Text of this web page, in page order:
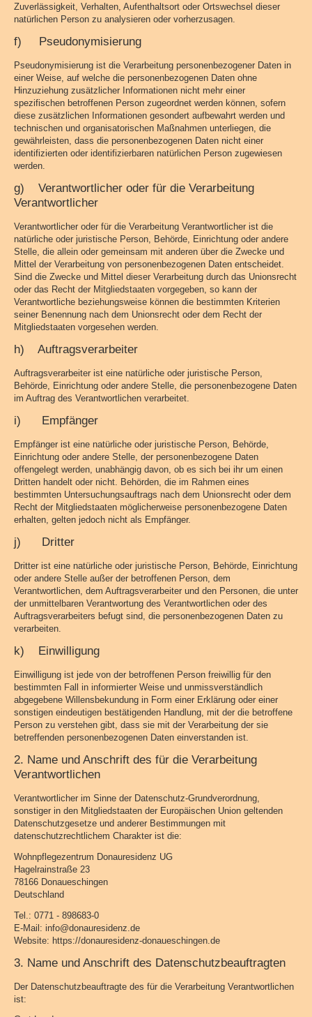
Zuverlässigkeit, Verhalten, Aufenthaltsort oder Ortswechsel dieser
natürlichen Person zu analysieren oder vorherzusagen.
f) Pseudonymisierung
Pseudonymisierung ist die Verarbeitung personenbezogener Daten in
einer Weise, auf welche die personenbezogenen Daten ohne
Hinzuziehung zusätzlicher Informationen nicht mehr einer
spezifischen betroffenen Person zugeordnet werden können, sofern
diese zusätzlichen Informationen gesondert aufbewahrt werden und
technischen und organisatorischen Maßnahmen unterliegen, die
gewährleisten, dass die personenbezogenen Daten nicht einer
identifizierten oder identifizierbaren natürlichen Person zugewiesen
werden.
g) Verantwortlicher oder für die Verarbeitung
Verantwortlicher
Verantwortlicher oder für die Verarbeitung Verantwortlicher ist die
natürliche oder juristische Person, Behörde, Einrichtung oder andere
Stelle, die allein oder gemeinsam mit anderen über die Zwecke und
Mittel der Verarbeitung von personenbezogenen Daten entscheidet.
Sind die Zwecke und Mittel dieser Verarbeitung durch das Unionsrecht
oder das Recht der Mitgliedstaaten vorgegeben, so kann der
Verantwortliche beziehungsweise können die bestimmten Kriterien
seiner Benennung nach dem Unionsrecht oder dem Recht der
Mitgliedstaaten vorgesehen werden.
h) Auftragsverarbeiter
Auftragsverarbeiter ist eine natürliche oder juristische Person,
Behörde, Einrichtung oder andere Stelle, die personenbezogene Daten
im Auftrag des Verantwortlichen verarbeitet.
i) Empfänger
Empfänger ist eine natürliche oder juristische Person, Behörde,
Einrichtung oder andere Stelle, der personenbezogene Daten
offengelegt werden, unabhängig davon, ob es sich bei ihr um einen
Dritten handelt oder nicht. Behörden, die im Rahmen eines
bestimmten Untersuchungsauftrags nach dem Unionsrecht oder dem
Recht der Mitgliedstaaten möglicherweise personenbezogene Daten
erhalten, gelten jedoch nicht als Empfänger.
j) Dritter
Dritter ist eine natürliche oder juristische Person, Behörde, Einrichtung
oder andere Stelle außer der betroffenen Person, dem
Verantwortlichen, dem Auftragsverarbeiter und den Personen, die unter
der unmittelbaren Verantwortung des Verantwortlichen oder des
Auftragsverarbeiters befugt sind, die personenbezogenen Daten zu
verarbeiten.
k) Einwilligung
Einwilligung ist jede von der betroffenen Person freiwillig für den
bestimmten Fall in informierter Weise und unmissverständlich
abgegebene Willensbekundung in Form einer Erklärung oder einer
sonstigen eindeutigen bestätigenden Handlung, mit der die betroffene
Person zu verstehen gibt, dass sie mit der Verarbeitung der sie
betreffenden personenbezogenen Daten einverstanden ist.
2. Name und Anschrift des für die Verarbeitung
Verantwortlichen
Verantwortlicher im Sinne der Datenschutz-Grundverordnung,
sonstiger in den Mitgliedstaaten der Europäischen Union geltenden
Datenschutzgesetze und anderer Bestimmungen mit
datenschutzrechtlichem Charakter ist die:
Wohnpflegezentrum Donauresidenz UG
Hagelrainstraße 23
78166 Donaueschingen
Deutschland
Tel.: 0771 - 898683-0
E-Mail: info@donauresidenz.de
Website: https://donauresidenz-donaueschingen.de
3. Name und Anschrift des Datenschutzbeauftragten
Der Datenschutzbeauftragte des für die Verarbeitung Verantwortlichen
ist: